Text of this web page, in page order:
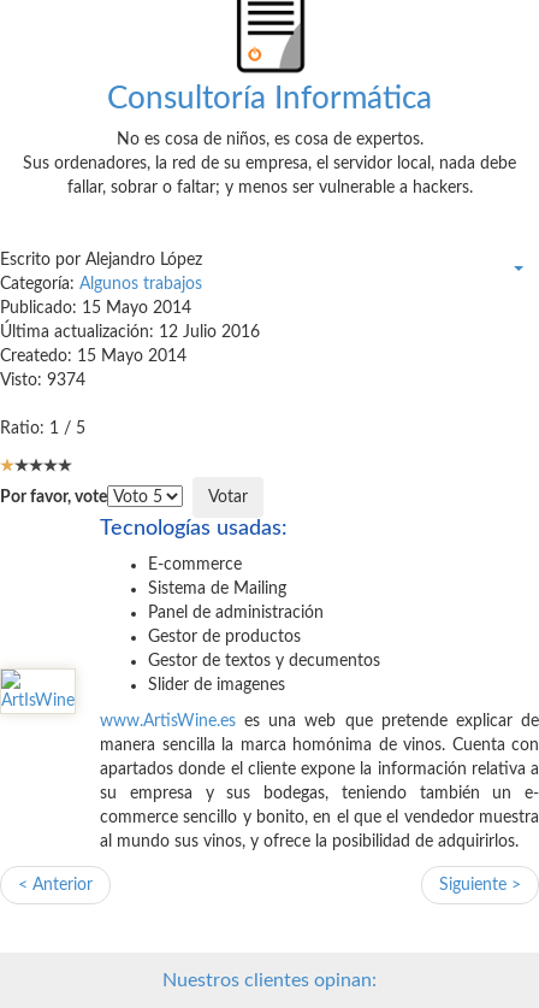
Consultoría Informática
No es cosa de niños, es cosa de expertos.
Sus ordenadores, la red de su empresa, el servidor local, nada debe
fallar, sobrar o faltar; y menos ser vulnerable a hackers.
Escrito por Alejandro López
Categoría: Algunos trabajos
Publicado: 15 Mayo 2014
Última actualización: 12 Julio 2016
Createdo: 15 Mayo 2014
Visto: 9374
Ratio: 1 / 5
Por favor, vote
Tecnologías usadas:
E-commerce
Sistema de Mailing
Panel de administración
Gestor de productos
Gestor de textos y decumentos
Slider de imagenes
www.ArtisWine.es es una web que pretende explicar de
manera sencilla la marca homónima de vinos. Cuenta con
apartados donde el cliente expone la información relativa a
su empresa y sus bodegas, teniendo también un e-
commerce sencillo y bonito, en el que el vendedor muestra
al mundo sus vinos, y ofrece la posibilidad de adquirirlos.
< Anterior Siguiente >
Nuestros clientes opinan: